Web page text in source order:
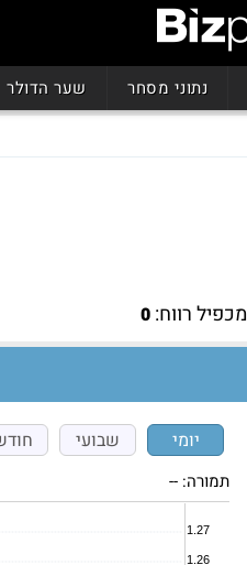
נתוני מסחר שער הדולר
מכפיל רווח: 0
יומי שבועי
תמורה: --